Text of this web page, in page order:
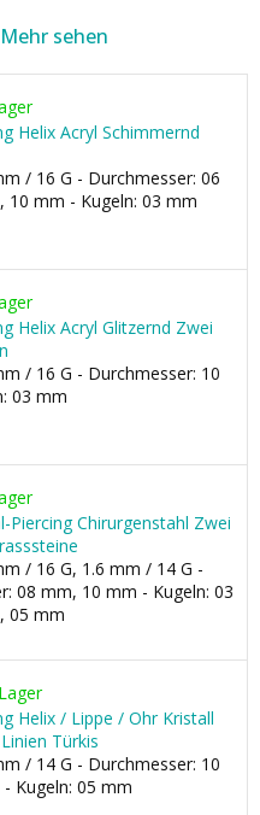
Mehr sehen
Helix Acryl Schimmernd
/ 16 G - Durchmesser: 06
10 mm - Kugeln: 03 mm
Helix Acryl Glitzernd Zwei
/ 16 G - Durchmesser: 10
03 mm
Piercing Chirurgenstahl Zwei
/ 16 G, 1.6 mm / 14 G -
08 mm, 10 mm - Kugeln: 03
05 mm
Helix / Lippe / Ohr Kristall
Türkis
/ 14 G - Durchmesser: 10
Kugeln: 05 mm